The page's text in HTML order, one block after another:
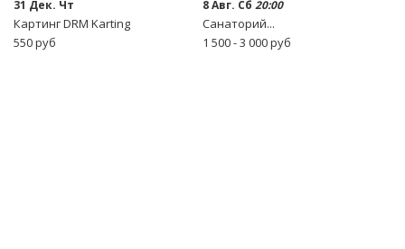
31 Дек. Чт
Картинг DRM Karting
550руб
8 Авг. Сб 20:00
Санаторий...
1 500 - 3 000руб